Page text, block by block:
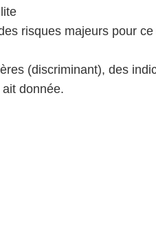
risques majeurs pour
(discriminant), des
donnée.